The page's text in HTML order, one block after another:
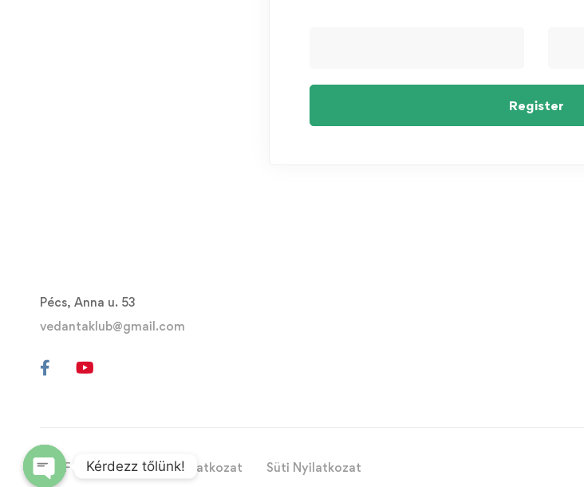
Register
Pécs, Anna u. 53
vedantaklub@gmail.com
ÁSZF Adatvédelmi Nyilatkozat Süti Nyilatkozat
Kérdezz tőlünk!